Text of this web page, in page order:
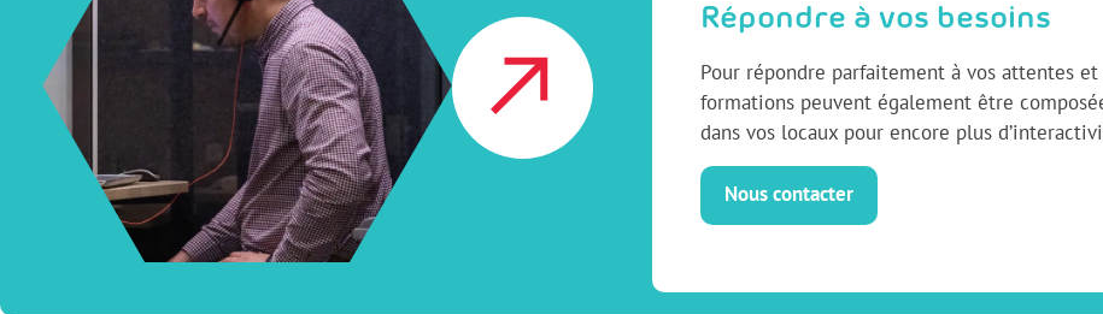
Répondre à vos besoins
Pour répondre parfaitement à vos attentes
formations peuvent également être
dans vos locaux pour encore plus
Nous contacter